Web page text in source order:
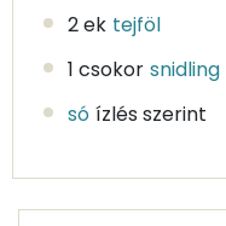
2 ek tejföl
1 csokor snidling
só ízlés szerint